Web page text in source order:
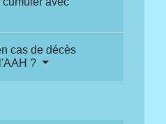
cas de décès
?